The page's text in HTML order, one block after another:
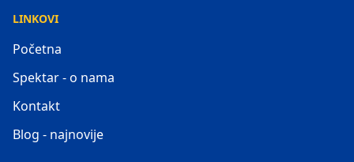
LINKOVI
Početna
Spektar - o nama
Kontakt
Blog - najnovije